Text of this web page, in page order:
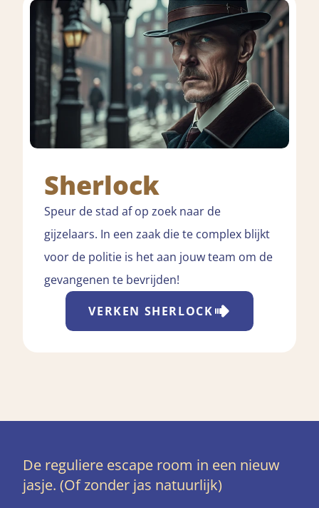
Sherlock
Speur de stad af op zoek naar de
gijzelaars. In een zaak die te complex blijkt
voor de politie is het aan jouw team om de
gevangenen te bevrijden!
VERKEN SHERLOCK
De reguliere escape room in een nieuw
jasje. (Of zonder jas natuurlijk)